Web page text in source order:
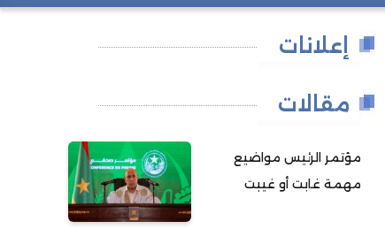
إعلانات
مقالات
مؤتمر الرئيس مواضيع
مهمة غابت أو غيبت